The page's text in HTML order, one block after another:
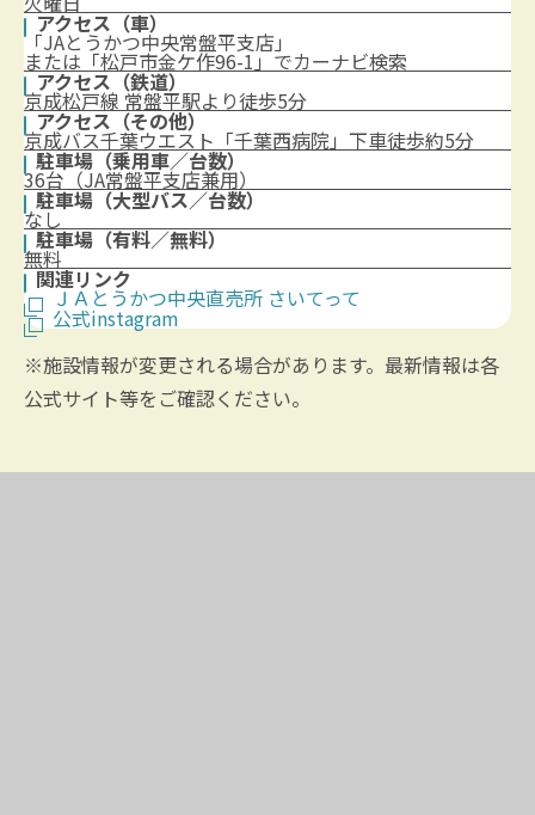
アクセス（車）
「JAとうかつ中央常盤平支店」
または「松戸市金ケ作96-1」でカーナビ検索
アクセス（鉄道）
京成松戸線 常盤平駅より徒歩5分
アクセス（その他）
京成バス千葉ウエスト「千葉西病院」下車徒歩約5分
駐車場（乗用車／台数）
36台（JA常盤平支店兼用）
駐車場（大型バス／台数）
なし
駐車場（有料／無料）
無料
関連リンク
ＪＡとうかつ中央直売所 さいてって
公式instagram
※施設情報が変更される場合があります。最新情報は各
公式サイト等をご確認ください。